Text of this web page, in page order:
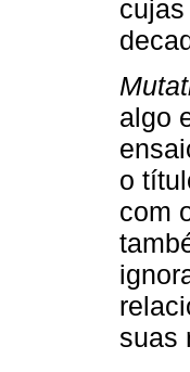
algo
o
com
suas